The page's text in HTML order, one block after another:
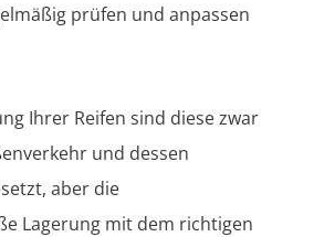
prüfen und anpassen
Ihrer Reifen sind diese zwar
und dessen
aber die
Lagerung mit dem richtigen